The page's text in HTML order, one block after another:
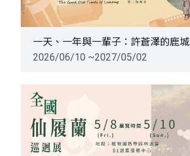
一天、一年與一輩子：許蒼澤的鹿
2026/06/10 ~2027/05/02